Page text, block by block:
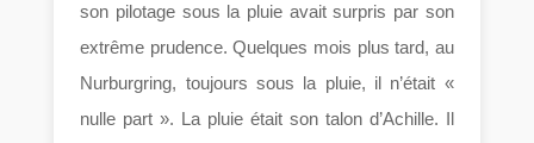
son pilotage sous la pluie avait surpris par son
extrême prudence. Quelques mois plus tard, au
Nurburgring, toujours sous la pluie, il n’était «
nulle part ». La pluie était son talon d’Achille. Il